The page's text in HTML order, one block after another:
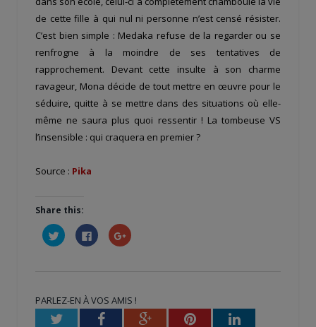
de cette fille à qui nul ni personne n’est censé résister.
C’est bien simple : Medaka refuse de la regarder ou se
renfrogne à la moindre de ses tentatives de
rapprochement. Devant cette insulte à son charme
ravageur, Mona décide de tout mettre en œuvre pour le
séduire, quitte à se mettre dans des situations où elle-
même ne saura plus quoi ressentir ! La tombeuse VS
l’insensible : qui craquera en premier ?
Source : Pika
Share this:
Cliquez
pour
partager
fenêtre)
Cliquez
pour
partager
fenêtre)
Cliquez
pour
nouvelle
fenêtre)
PARLEZ-EN À VOS AMIS !
TwitterFacebookGoogle+PinterestLinkedIn